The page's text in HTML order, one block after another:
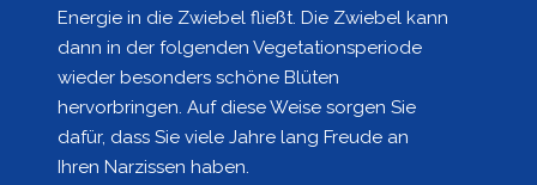
Energie in die Zwiebel fließt. Die Zwiebel kann
dann in der folgenden Vegetationsperiode
wieder besonders schöne Blüten
hervorbringen. Auf diese Weise sorgen Sie
dafür, dass Sie viele Jahre lang Freude an
Ihren Narzissen haben.